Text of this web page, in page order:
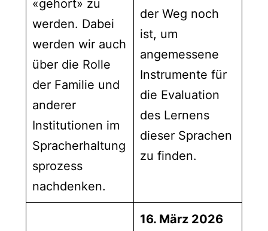
«gehört» zu
werden. Dabei
werden wir auch
über die Rolle
der Familie und
anderer
Institutionen im
Spracherhaltung
sprozess
nachdenken.
der Weg noch
ist, um
angemessene
Instrumente für
die Evaluation
des Lernens
dieser Sprachen
zu finden.
16. März 2026